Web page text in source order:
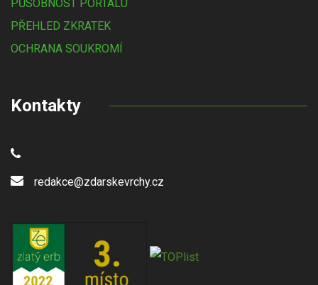
PŮSOBNOST PORTÁLU
PŘEHLED ZKRATEK
OCHRANA SOUKROMÍ
Kontakty
redakce@zdarskevrchy.cz